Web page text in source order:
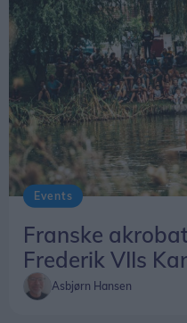
Events
Franske
Frederik VIIs
Asbjørn Hansen